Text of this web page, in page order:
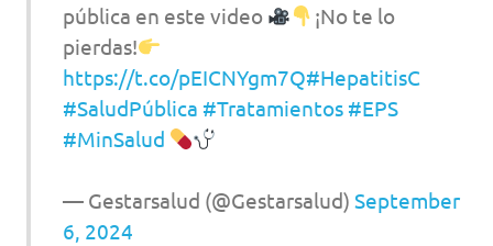
pública en este video
¡No te lo
pierdas!
https://t.co/pEICNYgm7Q#HepatitisC
#SaludPública #Tratamientos #EPS
#MinSalud
— Gestarsalud (@Gestarsalud) September
6, 2024